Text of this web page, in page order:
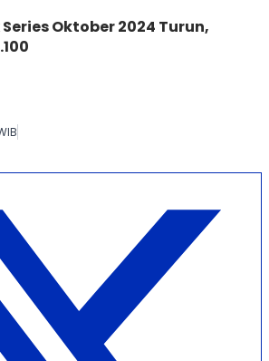
Oktober 2024 Turun,